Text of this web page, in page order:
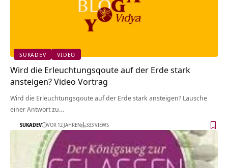
SUKADEV VIDEO
Wird die Erleuchtungsqoute auf der Erde stark
ansteigen? Video Vortrag
Wird die Erleuchtungsqoute auf der Erde stark ansteigen? Lausche
einer Antwort zu…
SUKADEV VOR 12 JAHREN 333 VIEWS